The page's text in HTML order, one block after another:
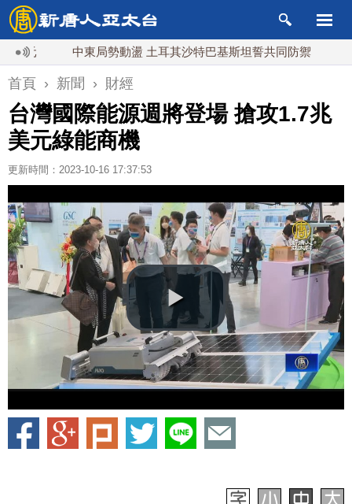
中東局勢動盪 土耳其沙特巴基斯坦誓共同防禦
首頁 › 新聞 › 財經
台灣國際能源週將登場 搶攻1.7兆
美元綠能商機
更新時間：2023-10-16 17:37:53